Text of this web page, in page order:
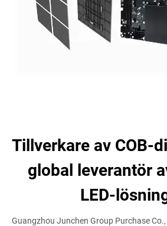
Tillverkare av COB-
global leverantör
LED-
Guangzhou Junchen Group Purchase